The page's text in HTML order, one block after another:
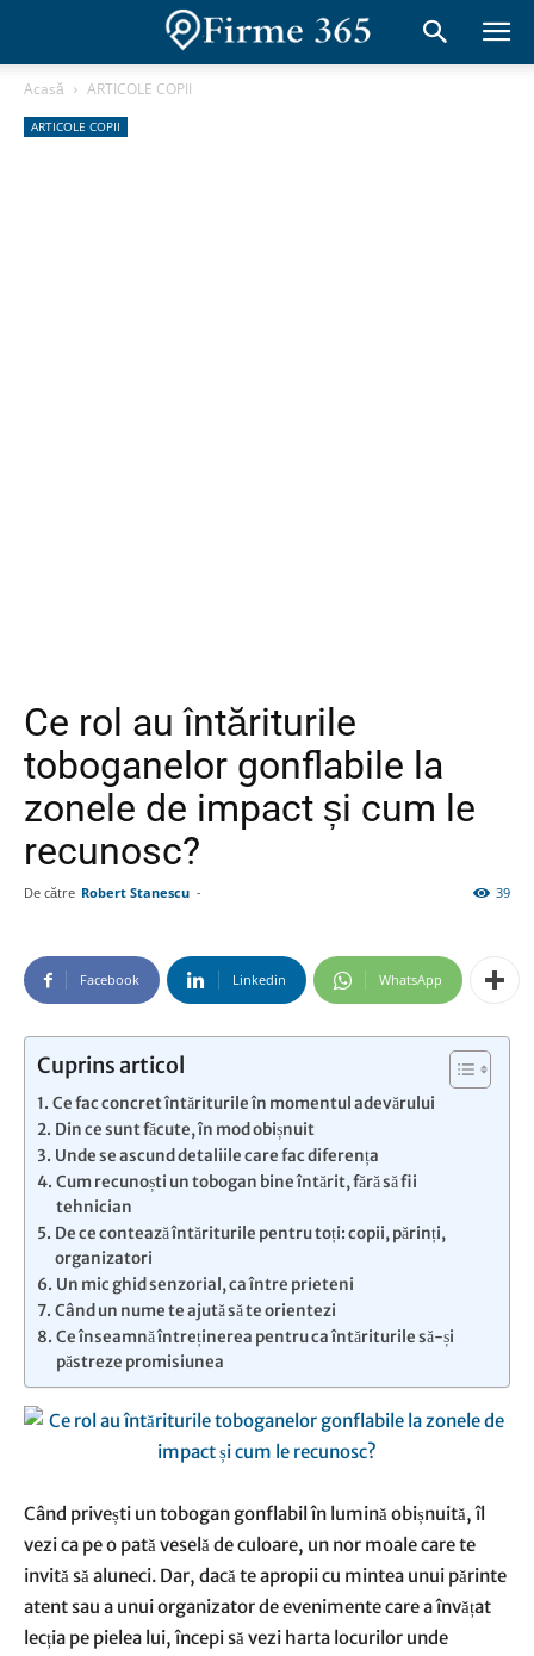
Acasă ARTICOLE COPII
ARTICOLE COPII
Ce rol au întăriturile
toboganelor gonflabile la
zonele de impact și cum le
recunosc?
De către Robert Stanescu - 39
Facebook Linkedin WhatsApp
Cuprins articol
Ce fac concret întăriturile în momentul adevărului
Din ce sunt făcute, în mod obișnuit
Unde se ascund detaliile care fac diferența
Cum recunoști un tobogan bine întărit, fără să fii
tehnician
De ce contează întăriturile pentru toți: copii, părinți,
organizatori
Un mic ghid senzorial, ca între prieteni
Când un nume te ajută să te orientezi
Ce înseamnă întreținerea pentru ca întăriturile să-și
păstreze promisiunea
Când privești un tobogan gonflabil în lumină obișnuită, îl
vezi ca pe o pată veselă de culoare, un nor moale care te
invită să aluneci. Dar, dacă te apropii cu mintea unui părinte
atent sau a unui organizator de evenimente care a învățat
lecția pe pielea lui, începi să vezi harta locurilor unde